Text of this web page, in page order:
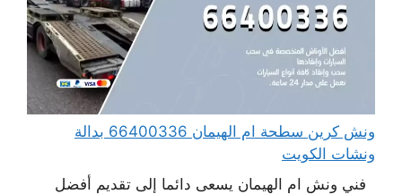
ونش كرين سطحة ام الهيمان 66400336 بدالة
ونشات الكويت
فني ونش ام الهيمان يسعى دائما إلى تقديم أفضل